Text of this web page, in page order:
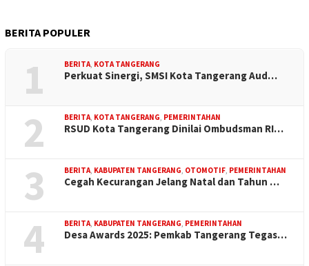
BERITA POPULER
1 BERITA, KOTA TANGERANG
Perkuat Sinergi, SMSI Kota Tangerang Aud…
2 BERITA, KOTA TANGERANG, PEMERINTAHAN
RSUD Kota Tangerang Dinilai Ombudsman RI…
3 BERITA, KABUPATEN TANGERANG, OTOMOTIF, PEMERINTAHAN
Cegah Kecurangan Jelang Natal dan Tahun …
4 BERITA, KABUPATEN TANGERANG, PEMERINTAHAN
Desa Awards 2025: Pemkab Tangerang Tegas…